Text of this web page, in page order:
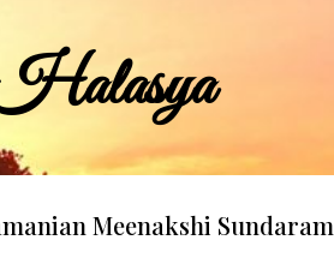
Meenakshi Sundaram